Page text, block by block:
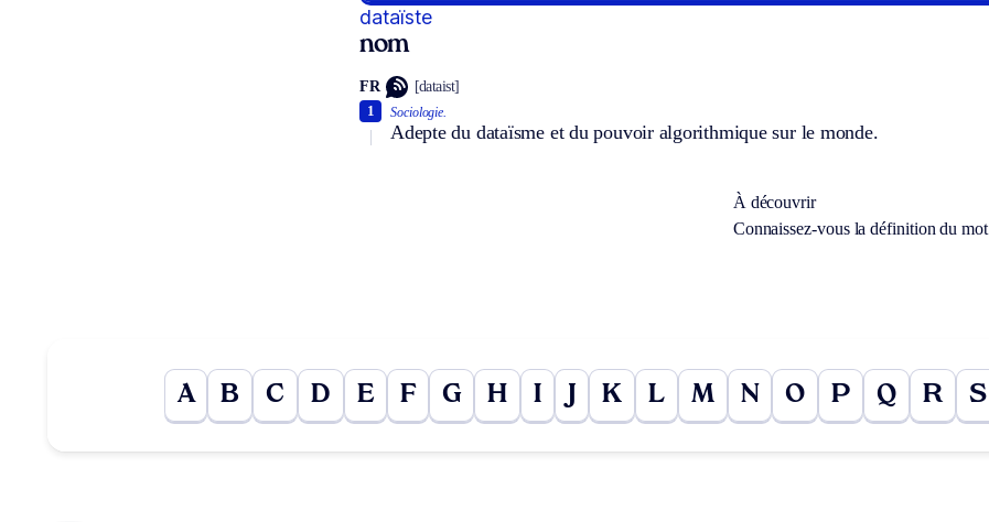
dataïste
nom
FR [dataist]
Sociologie.
Adepte du dataïsme et du pouvoir algorithmique sur le monde.
1
À découvrir
Connaissez-vous la définition du mot
A B C D E F G H I K L M N O P Q R S